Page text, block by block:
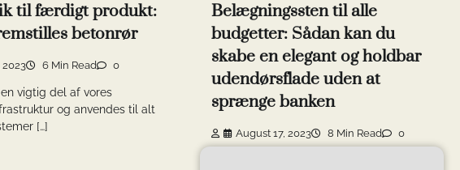
til færdigt produkt:
betonrør
2023 6 Min Read 0
vigtig del af vores
og anvendes til alt
[…]
Belægningssten til alle
budgetter: Sådan kan du
skabe en elegant og holdbar
udendørsflade uden at
sprænge banken
August 17, 2023 8 Min Read 0